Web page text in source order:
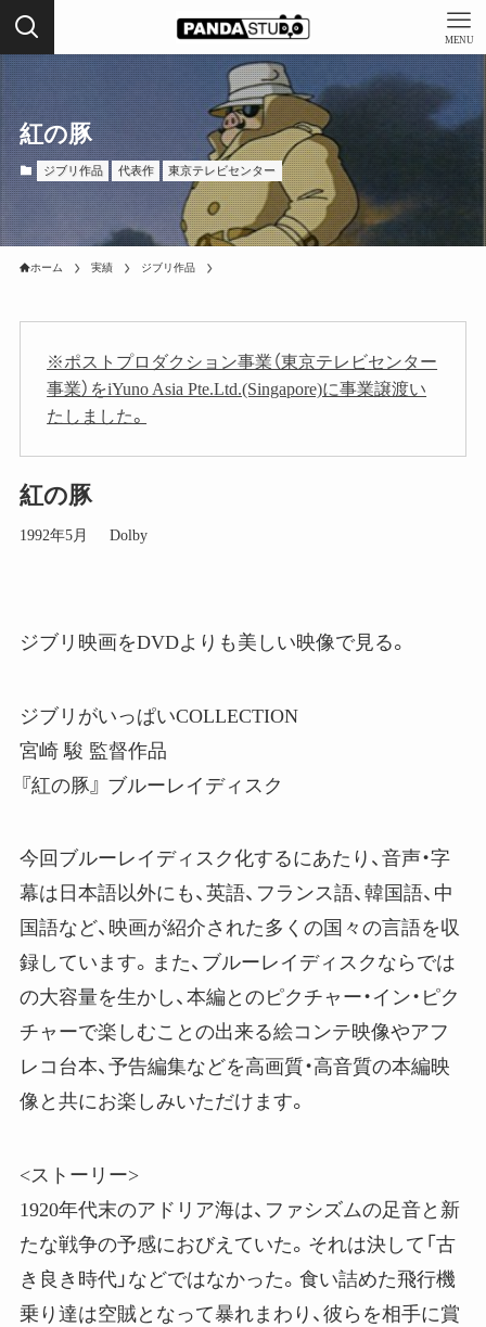
MENU
紅の豚
ジブリ作品 代表作 東京テレビセンター
ホーム 実績 ジブリ作品
※ポストプロダクション事業（東京テレビセンター
事業）をiYuno Asia Pte.Ltd.(Singapore)に事業譲渡い
たしました。
紅の豚
1992年5月 Dolby
ジブリ映画をDVDよりも美しい映像で見る。
ジブリがいっぱいCOLLECTION
宮崎 駿 監督作品
『紅の豚』 ブルーレイディスク
今回ブルーレイディスク化するにあたり、音声・字
幕は日本語以外にも、英語、フランス語、韓国語、中
国語など、映画が紹介された多くの国々の言語を収
録しています。また、ブルーレイディスクならでは
の大容量を生かし、本編とのピクチャー・イン・ピク
チャーで楽しむことの出来る絵コンテ映像やアフ
レコ台本、予告編集などを高画質・高音質の本編映
像と共にお楽しみいただけます。
<ストーリー>
1920年代末のアドリア海は、ファシズムの足音と新
たな戦争の予感におびえていた。それは決して「古
き良き時代」などではなかった。食い詰めた飛行機
乗り達は空賊となって暴れまわり、彼らを相手に賞